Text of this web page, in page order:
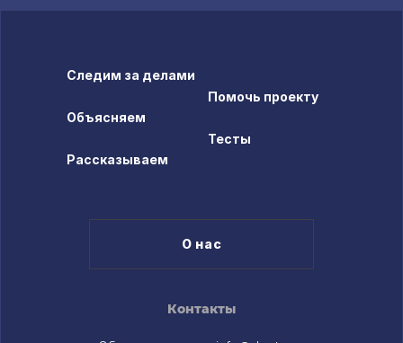
Контакты
Следим за делами
Объясняем
Рассказываем
Помочь проекту
Тесты
О нас